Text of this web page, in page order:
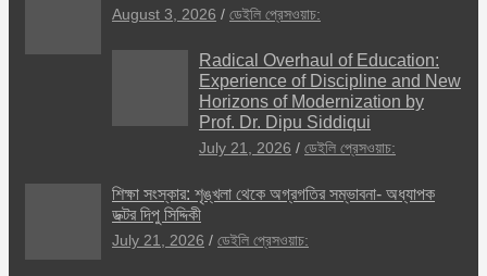
August 3, 2026 ডেইলি প্রেসওয়াচ:
Radical Overhaul of Education:
Experience of Discipline and New
Horizons of Modernization by
Prof. Dr. Dipu Siddiqui
July 21, 2026 ডেইলি প্রেসওয়াচ:
শিক্ষা সংস্কার: শৃঙ্খলা থেকে অগ্রগতির সম্ভাবনা- অধ্যাপক
ডক্টর দিপু সিদ্দিকী
July 21, 2026 ডেইলি প্রেসওয়াচ: